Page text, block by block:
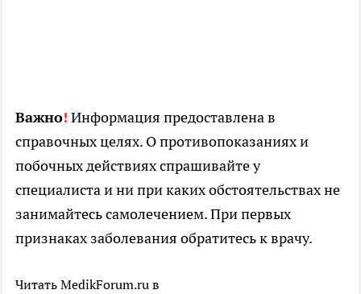
Важно! Информация предоставлена в
справочных целях. О противопоказаниях и
побочных действиях спрашивайте у
специалиста и ни при каких обстоятельствах не
занимайтесь самолечением. При первых
признаках заболевания обратитесь к врачу.
Читать MedikForum.ru в